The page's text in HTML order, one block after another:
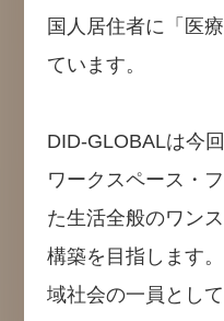
国人居住者に「医
ています。
DID-GLOBALは今
ワークスペース・
た生活全般のワン
構築を目指します
域社会の一員とし